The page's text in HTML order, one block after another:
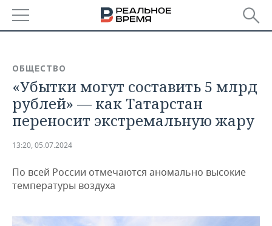
БАШКОРТОСТАН
ТАТАРСТАН
УДМУРТИЯ
НОВОСТИ
АНАЛИТИКА
НОВОСТИ АНАЛИТИКИ
КОРОЛИ ГОСЗАКАЗА ПФО
ЭКОНОМИКА
ФИНАНСЫ
НОВОСТИ
ПРОМЫШЛЕННОСТИ
АГРОПРОМ
НЕДВИЖИМОСТЬ
ОБЩЕСТВО
«Убытки могут составить 5 млрд
рублей» — как Татарстан
переносит экстремальную жару
13:20, 05.07.2024
По всей России отмечаются аномально высокие
температуры воздуха